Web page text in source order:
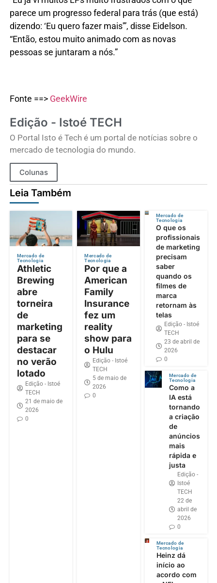
parece um progresso federal para trás (que está)
dizendo: ‘Eu quero fazer mais'”, disse Eidelson.
“Então, estou muito animado com as novas
pessoas se juntaram a nós.”
Fonte ==> GeekWire
Edição - Istoé TECH
O Portal Isto é Tech é um portal de notícias sobre o
mercado de tecnologia do mundo.
Colunas
Leia Também
Mercado de
Tecnologia
Athletic
Brewing
abre
torneira
de
marketing
para se
destacar
no verão
lotado
Edição - Istoé
TECH
21 de maio de
2026
0
Mercado de
Tecnologia
Por que a
American
Family
Insurance
fez um
reality
show para
o Hulu
Edição - Istoé
TECH
5 de maio de
2026
0
Mercado de
Tecnologia
O que os
profissionais
de marketing
precisam
saber
quando os
filmes de
marca
retornam às
telas
Edição - Istoé
TECH
23 de abril de
2026
0
Mercado de
Tecnologia
Como a
IA está
tornando
a criação
de
anúncios
mais
rápida e
justa
Edição -
Istoé
TECH
22 de
abril de
2026
0
Mercado de
Tecnologia
Heinz dá
início ao
acordo com